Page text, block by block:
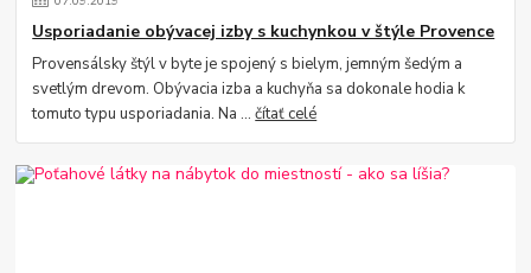
Usporiadanie obývacej izby s kuchynkou v štýle Provence
Provensálsky štýl v byte je spojený s bielym, jemným šedým a
svetlým drevom. Obývacia izba a kuchyňa sa dokonale hodia k
tomuto typu usporiadania. Na ...čítať celé